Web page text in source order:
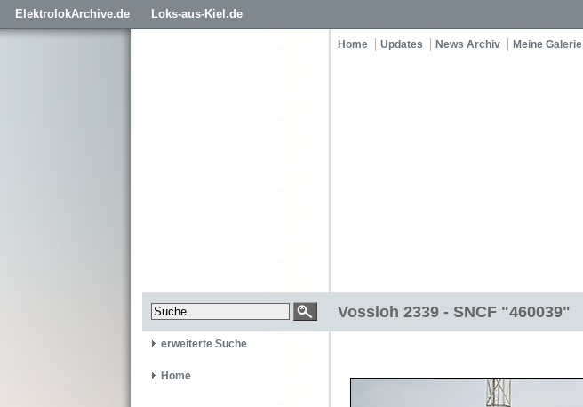
ElektrolokArchive.de Loks-aus-Kiel.de
Home Updates News Archiv Meine Galerie
Vossloh 2339 - SNCF "460039"
erweiterte Suche
Home